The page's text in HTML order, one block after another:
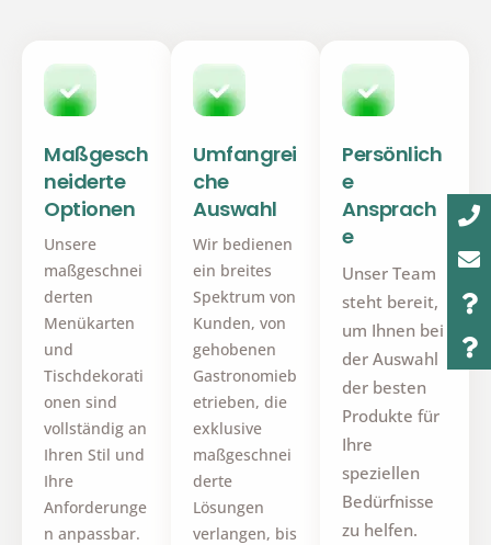
Maßgesch
neiderte
Optionen
Unsere
maßgeschnei
derten
Menükarten
und
Tischdekorati
onen sind
vollständig an
Ihren Stil und
Ihre
Anforderunge
n anpassbar.
Umfangrei
che
Auswahl
Wir bedienen
ein breites
Spektrum von
Kunden, von
gehobenen
Gastronomieb
etrieben, die
exklusive
maßgeschnei
derte
Lösungen
verlangen, bis
Persönlich
e
Ansprach
e
Unser Team
steht bereit,
um Ihnen bei
der Auswahl
der besten
Produkte für
Ihre
speziellen
Bedürfnisse
zu helfen.